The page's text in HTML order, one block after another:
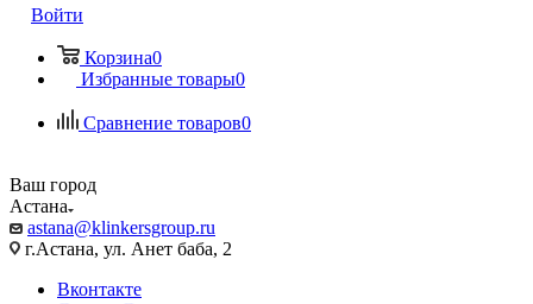
Войти
Корзина0
Избранные товары0
Сравнение товаров0
Ваш город
Астана
astana@klinkersgroup.ru
г.Астана, ул. Анет баба, 2
Вконтакте